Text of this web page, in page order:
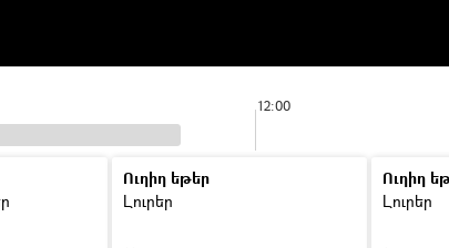
12:00
Ուղիղ եթեր
Լուրեր
Ուղիղ
Լուրեր